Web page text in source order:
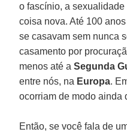
o fascínio, a
coisa nova. Até 100
se casavam sem nunca
casamento por
menos até aSegunda
entre nós, na Europa.
ocorriam de modo ainda
Então, se você fala de